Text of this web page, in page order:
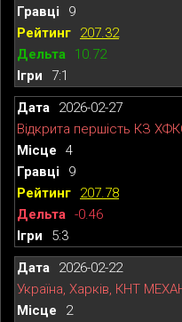
9
207.32
10.72
7:1
2026-02-27
Відкрита першість КЗ
4
9
207.78
-0.46
5:3
2026-02-22
Україна, Харків, КНТ
2